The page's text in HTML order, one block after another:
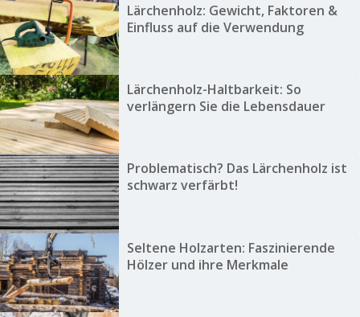
Lärchenholz: Gewicht, Faktoren &
Einfluss auf die Verwendung
Lärchenholz-Haltbarkeit: So
verlängern Sie die Lebensdauer
Problematisch? Das Lärchenholz ist
schwarz verfärbt!
Seltene Holzarten: Faszinierende
Hölzer und ihre Merkmale